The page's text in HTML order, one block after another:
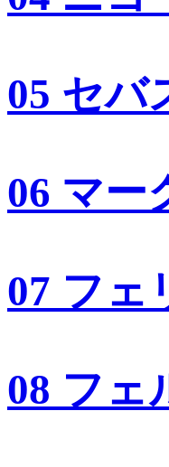
05 セバ
06 マー
07 フェ
08 フェ